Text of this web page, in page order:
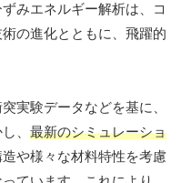
みエネルギー解析は、コ
の進化とともに、飛躍的
実験データなどを基に、
、 最新のシミュレーショ
や様々な材料特性を考慮